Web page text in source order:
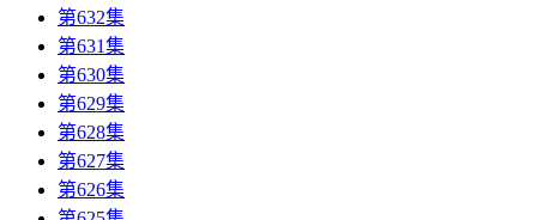
第632集
第631集
第630集
第629集
第628集
第627集
第626集